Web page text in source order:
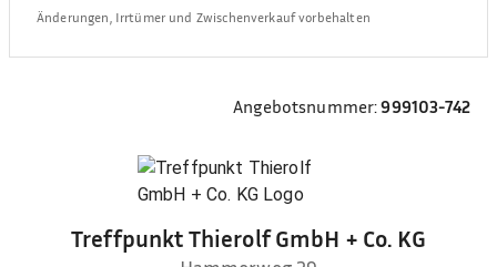
Änderungen, Irrtümer und Zwischenverkauf vorbehalten
Angebotsnummer:999103-742
Treffpunkt Thierolf GmbH + Co. KG